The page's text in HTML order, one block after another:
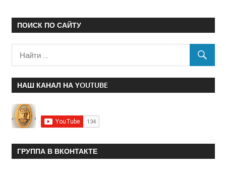
ПОИСК ПО САЙТУ
НАШ КАНАЛ НА YOUTUBE
ГРУППА В ВКОНТАКТЕ